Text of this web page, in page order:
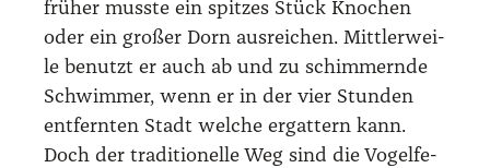
frü­her muss­te ein spit­zes Stück Kno­chen
oder ein gro­ßer Dorn aus­rei­chen. Mitt­ler­wei­
le benutzt er auch ab und zu schim­mern­de
Schwim­mer, wenn er in der vier Stun­den
ent­fern­ten Stadt wel­che ergat­tern kann.
Doch der tra­di­tio­nel­le Weg sind die Vogel­fe­